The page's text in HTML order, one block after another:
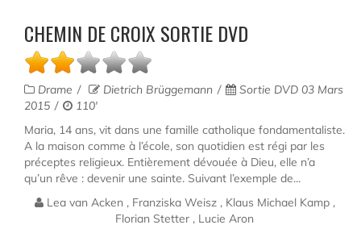
CHEMIN DE CROIX SORTIE DVD
Drame Dietrich Brüggemann
Sortie DVD 03 Mars
2015
110'
Maria, 14 ans, vit dans une famille catholique fondamentaliste.
A la maison comme à l’école, son quotidien est régi par les
préceptes religieux. Entièrement dévouée à Dieu, elle n’a
qu’un rêve : devenir une sainte. Suivant l’exemple de...
Lea van Acken , Franziska Weisz , Klaus Michael Kamp ,
Florian Stetter , Lucie Aron